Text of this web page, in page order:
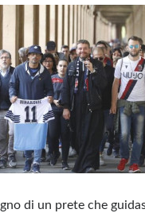
di un prete che